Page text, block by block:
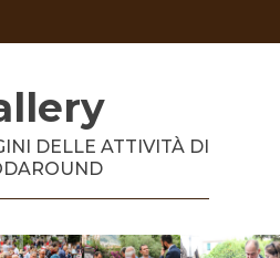
DELLE ATTIVITÀ DI